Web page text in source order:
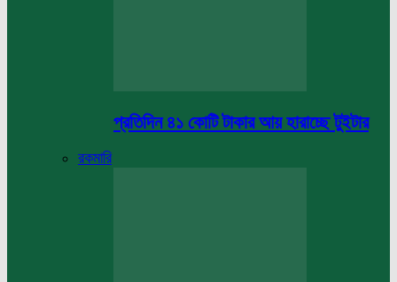
প্রতিদিন ৪১ কোটি টাকার আয় হারাচ্ছে টুইটার
রকমারি